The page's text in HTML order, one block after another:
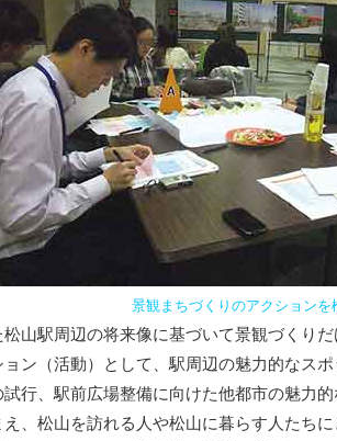
景観まちづくりのアクションを
山駅周辺の将来像に基づいて景観づくり
ン（活動）として、駅周辺の魅力的なス
行、駅前広場整備に向けた他都市の魅力
、松山を訪れる人や松山に暮らす人たち